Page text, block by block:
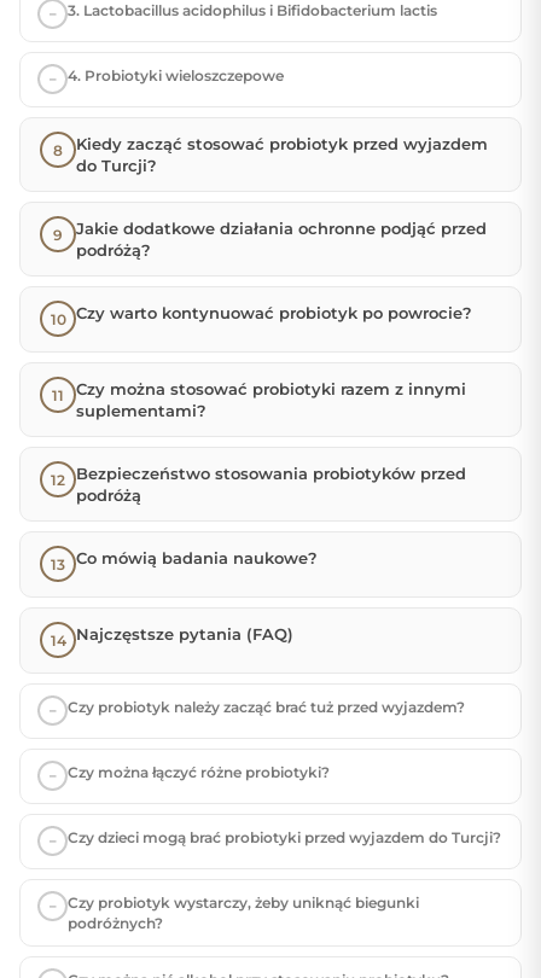
3. Lactobacillus acidophilus i Bifidobacterium lactis
4. Probiotyki wieloszczepowe
Kiedy zacząć stosować probiotyk przed wyjazdem
do Turcji?
Jakie dodatkowe działania ochronne podjąć przed
podróżą?
Czy warto kontynuować probiotyk po powrocie?
Czy można stosować probiotyki razem z innymi
suplementami?
Bezpieczeństwo stosowania probiotyków przed
podróżą
Co mówią badania naukowe?
Najczęstsze pytania (FAQ)
Czy probiotyk należy zacząć brać tuż przed wyjazdem?
Czy można łączyć różne probiotyki?
Czy dzieci mogą brać probiotyki przed wyjazdem do Turcji?
Czy probiotyk wystarczy, żeby uniknąć biegunki
podróżnych?